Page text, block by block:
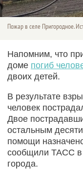
Пожар в селе Пригородное.
Напомним, что
доме погиб
двоих детей.
В результате
человек
Двое
остальным
помощи
сообщили ТАСС в
города.